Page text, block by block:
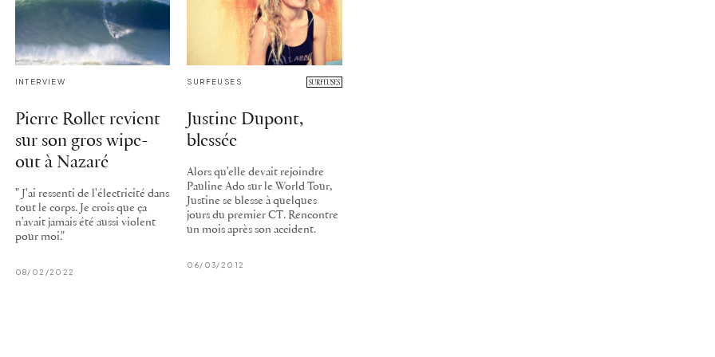
INTERVIEW
Pierre Rollet revient
sur son gros wipe-
out à Nazaré
" J'ai ressenti de l'électricité dans
tout le corps. Je crois que ça
n'avait jamais été aussi violent
pour moi."
08/02/2022
SURFEUSES
Justine Dupont,
blessée
Alors qu'elle devait rejoindre
Pauline Ado sur le World Tour,
Justine se blesse à quelques
jours du premier CT. Rencontre
un mois après son accident.
06/03/2012